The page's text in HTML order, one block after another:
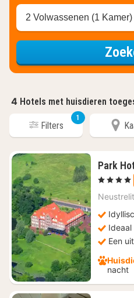
2 Volwassenen (1 Kamer)
4 Hotels met huisdieren
Filters
1
Park
, 4 Sterren
Een
nacht